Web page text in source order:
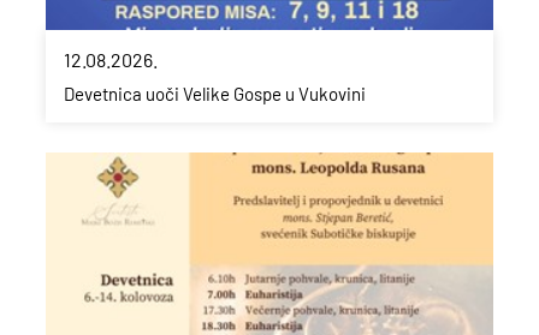
12.08.2026.
Devetnica uoči Velike Gospe u Vukovini